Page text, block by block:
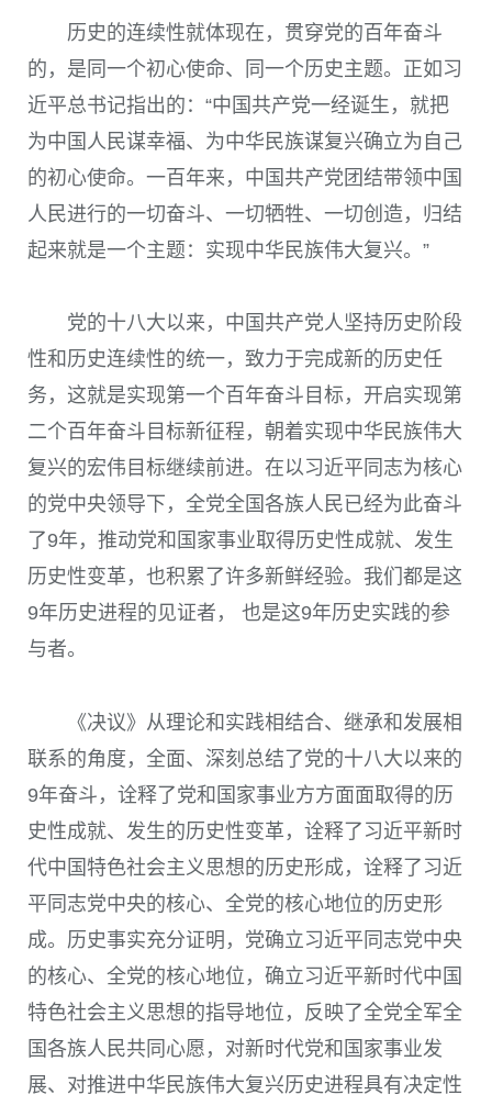
历史的连续性就体现在，贯穿党的百年奋斗
的，是同一个初心使命、同一个历史主题。正如习
近平总书记指出的：“中国共产党一经诞生，就把
为中国人民谋幸福、为中华民族谋复兴确立为自己
的初心使命。一百年来，中国共产党团结带领中国
人民进行的一切奋斗、一切牺牲、一切创造，归结
起来就是一个主题：实现中华民族伟大复兴。”
党的十八大以来，中国共产党人坚持历史阶段
性和历史连续性的统一，致力于完成新的历史任
务，这就是实现第一个百年奋斗目标，开启实现第
二个百年奋斗目标新征程，朝着实现中华民族伟大
复兴的宏伟目标继续前进。在以习近平同志为核心
的党中央领导下，全党全国各族人民已经为此奋斗
了9年，推动党和国家事业取得历史性成就、发生
历史性变革，也积累了许多新鲜经验。我们都是这
9年历史进程的见证者， 也是这9年历史实践的参
与者。
《决议》从理论和实践相结合、继承和发展相
联系的角度，全面、深刻总结了党的十八大以来的
9年奋斗，诠释了党和国家事业方方面面取得的历
史性成就、发生的历史性变革，诠释了习近平新时
代中国特色社会主义思想的历史形成，诠释了习近
平同志党中央的核心、全党的核心地位的历史形
成。历史事实充分证明，党确立习近平同志党中央
的核心、全党的核心地位，确立习近平新时代中国
特色社会主义思想的指导地位，反映了全党全军全
国各族人民共同心愿，对新时代党和国家事业发
展、对推进中华民族伟大复兴历史进程具有决定性